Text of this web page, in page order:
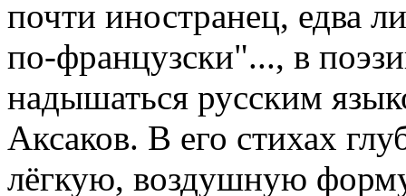
почти иностранец, едва
по-французски"..., в
надышаться русским
Аксаков. В его стихах
лёгкую, воздушную